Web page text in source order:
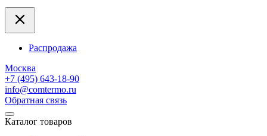
Распродажа
Москва
+7 (495) 643-18-90
info@comtermo.ru
Обратная связь
Каталог товаров